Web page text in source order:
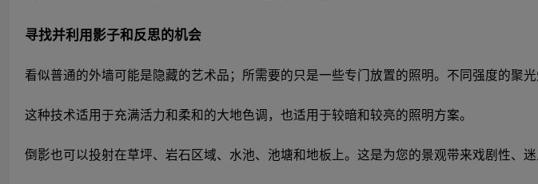
寻找并利用影子和反思的机会
看似普通的外墙可能是隐藏的艺术品；所需要的只是一些专门放置的照明。不同强度的聚
这种技术适用于充满活力和柔和的大地色调，也适用于较暗和较亮的照明方案。
倒影也可以投射在草坪、岩石区域、水池、池塘和地板上。这是为您的景观带来戏剧性、迷